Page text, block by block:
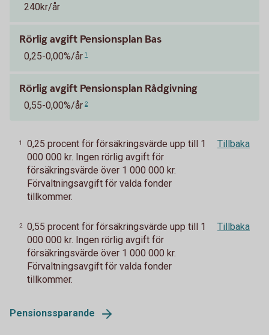
240kr/år
Rörlig avgift Pensionsplan Bas
0,25-0,00%/år 1
Rörlig avgift Pensionsplan Rådgivning
0,55-0,00%/år 2
1
0,25 procent för försäkringsvärde upp till 1
000 000 kr. Ingen rörlig avgift för
försäkringsvärde över 1 000 000 kr.
Förvaltningsavgift för valda fonder
tillkommer.
Tillbaka
2
0,55 procent för försäkringsvärde upp till 1
000 000 kr. Ingen rörlig avgift för
försäkringsvärde över 1 000 000 kr.
Förvaltningsavgift för valda fonder
tillkommer.
Tillbaka
Pensionssparande